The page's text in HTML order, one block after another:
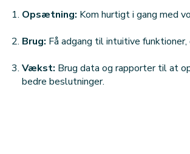
Opsætning: Kom hurtigt i gang med
Brug: Få adgang til intuitive
Vækst: Brug data og rapporter til at
bedre beslutninger.